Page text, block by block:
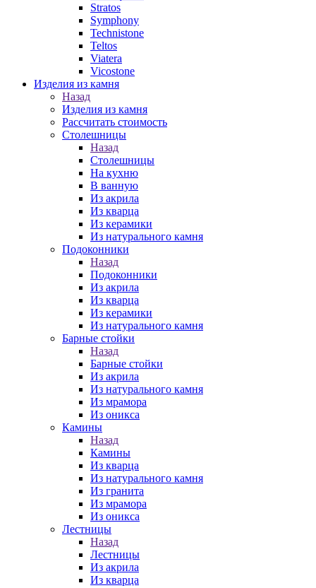
Stratos
Symphony
Technistone
Teltos
Viatera
Vicostone
Изделия из камня
Назад
Изделия из камня
Рассчитать стоимость
Столешницы
Назад
Столешницы
На кухню
В ванную
Из акрила
Из кварца
Из керамики
Из натурального камня
Подоконники
Назад
Подоконники
Из акрила
Из кварца
Из керамики
Из натурального камня
Барные стойки
Назад
Барные стойки
Из акрила
Из натурального камня
Из мрамора
Из оникса
Камины
Назад
Камины
Из кварца
Из натурального камня
Из гранита
Из мрамора
Из оникса
Лестницы
Назад
Лестницы
Из акрила
Из кварца